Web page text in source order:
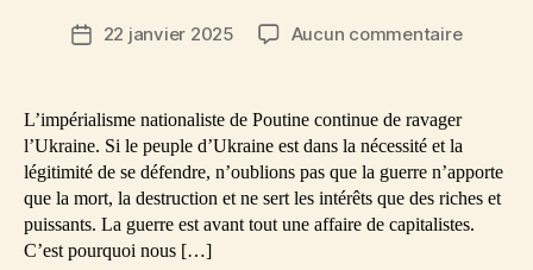
Date22 janvier 2025 Aucun commentairesur
presque
,3
ans
de
guerre,
L’impérialisme nationaliste de Poutine continue de ravager
l’Ukraine. Si le peuple d’Ukraine est dans la nécessité et la
légitimité de se défendre, n’oublions pas que la guerre n’apporte
que la mort, la destruction et ne sert les intérêts que des riches et
puissants. La guerre est avant tout une affaire de capitalistes.
C’est pourquoi nous […]